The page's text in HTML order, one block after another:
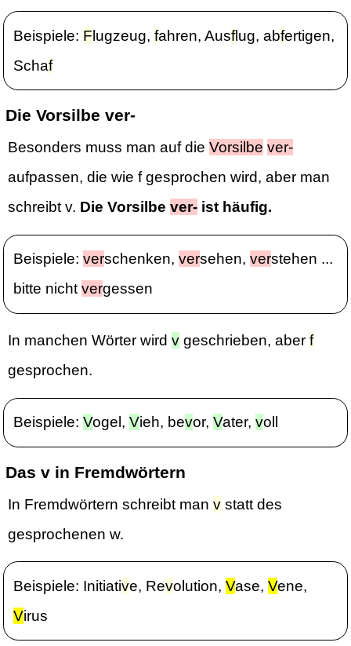
Beispiele: Flugzeug,fahren, Ausflug, abfertigen,
Schaf
Die Vorsilbe ver-
Besonders muss man auf dieVorsilbe ver-
aufpassen, die wie f gesprochen wird, aber man
schreibt v. Die Vorsilbever- ist häufig.
Beispiele:verschenken,versehen,verstehen ...
bitte nichtvergessen
In manchen Wörter wirdv geschrieben, aberf
gesprochen.
Beispiele:Vogel,Vieh, bevor,Vater,voll
Das v in Fremdwörtern
In Fremdwörtern schreibt manv statt des
gesprochenen w.
Beispiele: Initiative, Revolution,Vase,Vene,
Virus